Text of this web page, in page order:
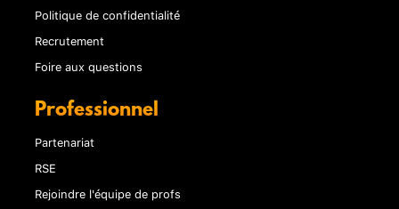
Politique de confidentialité
Recrutement
Foire aux questions
Professionnel
Partenariat
RSE
Rejoindre l'équipe de profs